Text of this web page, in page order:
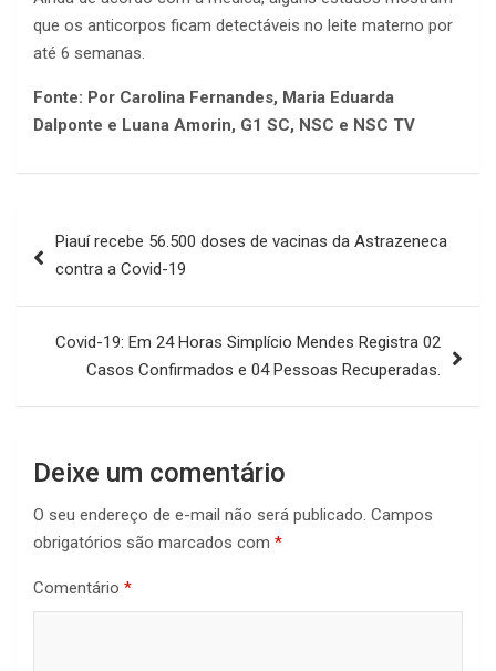
que os anticorpos ficam detectáveis no leite materno por
até 6 semanas.
Fonte: Por Carolina Fernandes, Maria Eduarda
Dalponte e Luana Amorin, G1 SC, NSC e NSC TV
de
Piauí recebe 56.500 doses de vacinas da Astrazeneca
contra a Covid-19
Covid-19: Em 24 Horas Simplício Mendes Registra 02
Casos Confirmados e 04 Pessoas Recuperadas.
Deixe um comentário
O seu endereço de e-mail não será publicado. Campos
obrigatórios são marcados com *
Comentário *